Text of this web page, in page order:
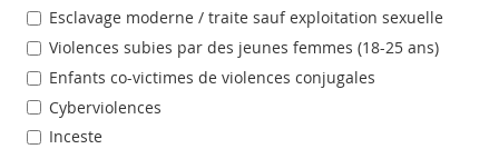
Esclavage moderne / traite sauf exploitation sexuelle
Violences subies par des jeunes femmes (18-25 ans)
Enfants co-victimes de violences conjugales
Cyberviolences
Inceste